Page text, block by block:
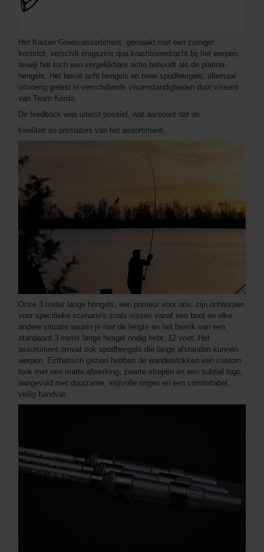
Het Kaizen Green-assortiment, gemaakt met een zuiniger
koolstof, verschilt enigszins qua krachtoverdracht bij het werpen,
terwijl het toch een vergelijkbare actie behoudt als de platina-
hengels. Het bevat acht hengels en twee spodhengels, allemaal
uitvoerig getest in verschillende visomstandigheden door vissers
van Team Korda.
De feedback was uiterst positief, wat aantoont dat de
kwaliteit en prestaties van het assortiment.
Onze 3 meter lange hengels, een primeur voor ons, zijn ontworpen
voor specifieke scenario's zoals vissen vanaf een boot en elke
andere situatie waarin je niet de lengte en het bereik van een
standaard 3 meter lange hengel nodig hebt. 12 voet. Het
assortiment omvat ook spodhengels die lange afstanden kunnen
werpen. Esthetisch gezien hebben de wandelstokken een custom
look met een matte afwerking, zwarte strepen en een subtiel logo,
aangevuld met duurzame, stijlvolle ringen en een comfortabel,
veilig handvat.